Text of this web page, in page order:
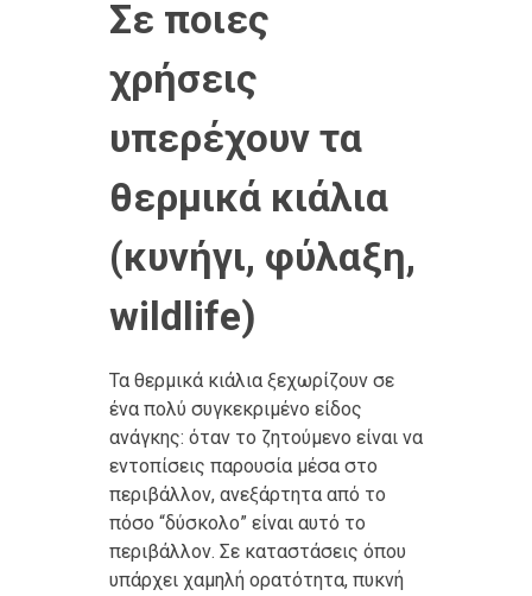
Σε ποιες
χρήσεις
υπερέχουν τα
θερμικά κιάλια
(κυνήγι, φύλαξη,
wildlife)
Τα θερμικά κιάλια ξεχωρίζουν σε
ένα πολύ συγκεκριμένο είδος
ανάγκης: όταν το ζητούμενο είναι να
εντοπίσεις παρουσία μέσα στο
περιβάλλον, ανεξάρτητα από το
πόσο “δύσκολο” είναι αυτό το
περιβάλλον. Σε καταστάσεις όπου
υπάρχει χαμηλή ορατότητα, πυκνή